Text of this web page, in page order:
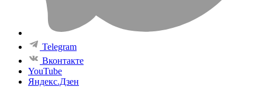
Telegram
Вконтакте
YouTube
Яндекс.Дзен